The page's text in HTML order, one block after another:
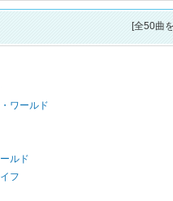
[全50曲
ワールド
ルド
フ